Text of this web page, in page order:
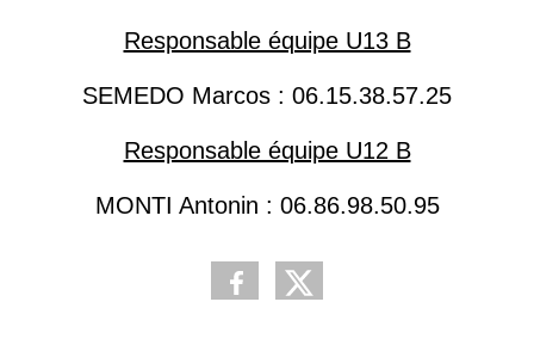
Responsable équipe U13 B
SEMEDO Marcos : 06.15.38.57.25
Responsable équipe U12 B
MONTI Antonin : 06.86.98.50.95